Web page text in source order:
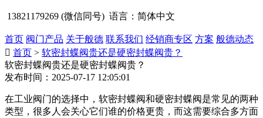
13821179269 (微信同号) 语言：简体中文
首页 阀门产品 关于般德 联系我们 经销商专区 方案 般德动态
 首页 > 软密封蝶阀贵还是硬密封蝶阀贵？
软密封蝶阀贵还是硬密封蝶阀贵？
发布时间：2025-07-17 12:05:01
在工业阀门的选择中，软密封蝶阀和硬密封蝶阀是常见的两种
类型，很多人会关心它们谁的价格更贵，而这需要综合多方面